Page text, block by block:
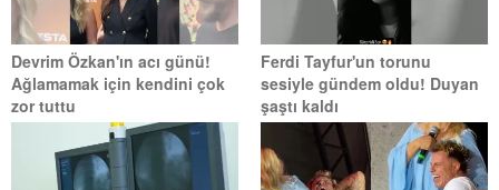
Devrim Özkan'ın acı günü!
Ağlamamak için kendini çok
zor tuttu
Ferdi Tayfur'un torunu
sesiyle gündem oldu! Duyan
şaştı kaldı